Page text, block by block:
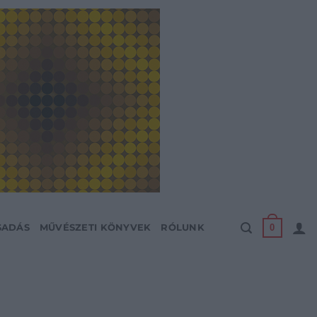
MŰVÉSZETI KÖNYVEK RÓLUNK 0